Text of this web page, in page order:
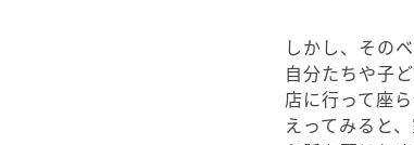
しかし、その
自分たちや子
店に行って座
えってみると